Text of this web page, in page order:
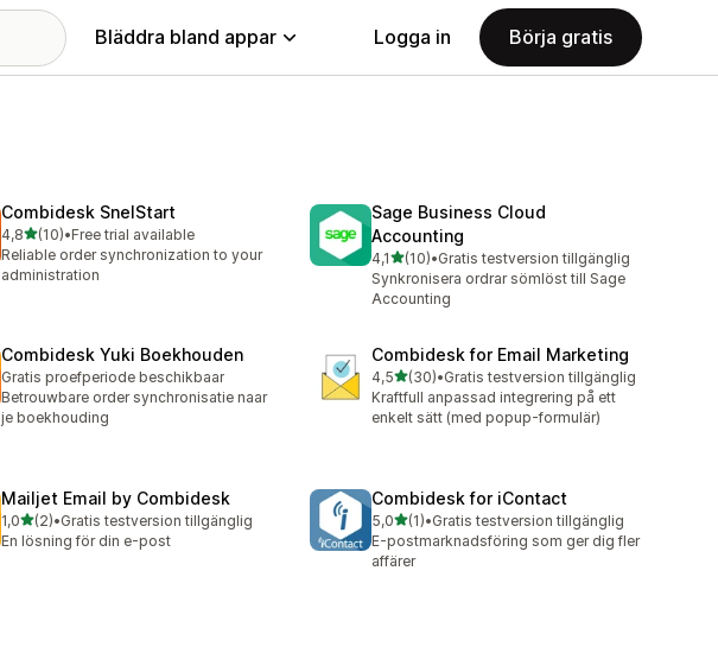
Bläddra bland appar Logga in Börja gratis
Combidesk SnelStart
4,8av 5 stjärnor
(10)
10 recensioner totalt
•Free trial available
Reliable order synchronization to your
administration
Sage Business Cloud
Accounting
4,1av 5 stjärnor
(10)
10 recensioner totalt
•Gratis testversion tillgänglig
Synkronisera ordrar sömlöst till Sage
Accounting
Combidesk Yuki Boekhouden
Gratis proefperiode beschikbaar
Betrouwbare order synchronisatie naar
je boekhouding
Combidesk for Email Marketing
4,5av 5 stjärnor
(30)
30 recensioner totalt
•Gratis testversion tillgänglig
Kraftfull anpassad integrering på ett
enkelt sätt (med popup-formulär)
Mailjet Email by Combidesk
1,0av 5 stjärnor
(2)
2 recensioner totalt
•Gratis testversion tillgänglig
En lösning för din e-post
Combidesk for iContact
5,0av 5 stjärnor
(1)
1 recensioner totalt
•Gratis testversion tillgänglig
E-postmarknadsföring som ger dig fler
affärer